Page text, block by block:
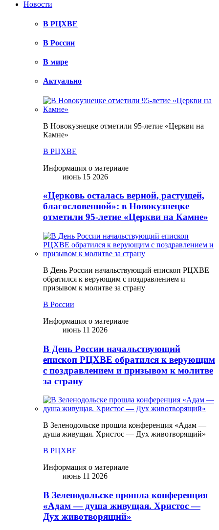
Новости
В РЦХВЕ
В России
В мире
Актуально
В Новокузнецке отметили 95-летие «Церкви на
Камне»
В РЦХВЕ
Информация о материале
июнь 15 2026
«Церковь осталась верной, растущей,
благословенной»: в Новокузнецке
отметили 95-летие «Церкви на Камне»
В День России начальствующий епископ РЦХВЕ
обратился к верующим с поздравлением и
призывом к молитве за страну
В России
Информация о материале
июнь 11 2026
В День России начальствующий
епископ РЦХВЕ обратился к верующим
с поздравлением и призывом к молитве
за страну
В Зеленодольске прошла конференция «Адам —
душа живущая. Христос — Дух животворящий»
В РЦХВЕ
Информация о материале
июнь 11 2026
В Зеленодольске прошла конференция
«Адам — душа живущая. Христос —
Дух животворящий»